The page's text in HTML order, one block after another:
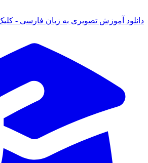
آموزش تصویری به زبان فارسی - کلیک کنید